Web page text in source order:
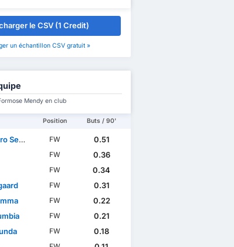
le CSV (1 Credit)
un échantillon CSV gratuit »
Mendy en club
Position Buts / 90'
Sousa FW
0.51
FW
0.36
FW
0.34
FW
0.31
FW
0.22
FW
0.21
FW
0.18